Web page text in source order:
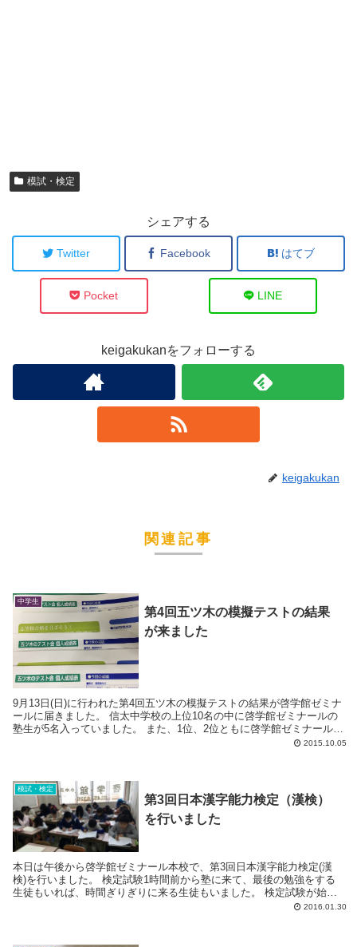
模試・検定
シェアする
Twitter Facebook はてブ
Pocket LINE
keigakukanをフォローする
keigakukan
関連記事
中学生
第4回五ツ木の模擬テストの結果
が来ました
9月13日(日)に行われた第4回五ツ木の模擬テストの結果が啓学館ゼミナ
ールに届きました。 信太中学校の上位10名の中に啓学館ゼミナールの
塾生が5名入っていました。 また、1位、2位ともに啓学館ゼミナールの
2015.10.05
模試・検定
第3回日本漢字能力検定（漢検）
を行いました
本日は午後から啓学館ゼミナール本校で、第3回日本漢字能力検定(漢
検)を行いました。 検定試験1時間前から塾に来て、最後の勉強をする
生徒もいれば、時間ぎりぎりに来る生徒もいました。 検定試験が始ま
2016.01.30